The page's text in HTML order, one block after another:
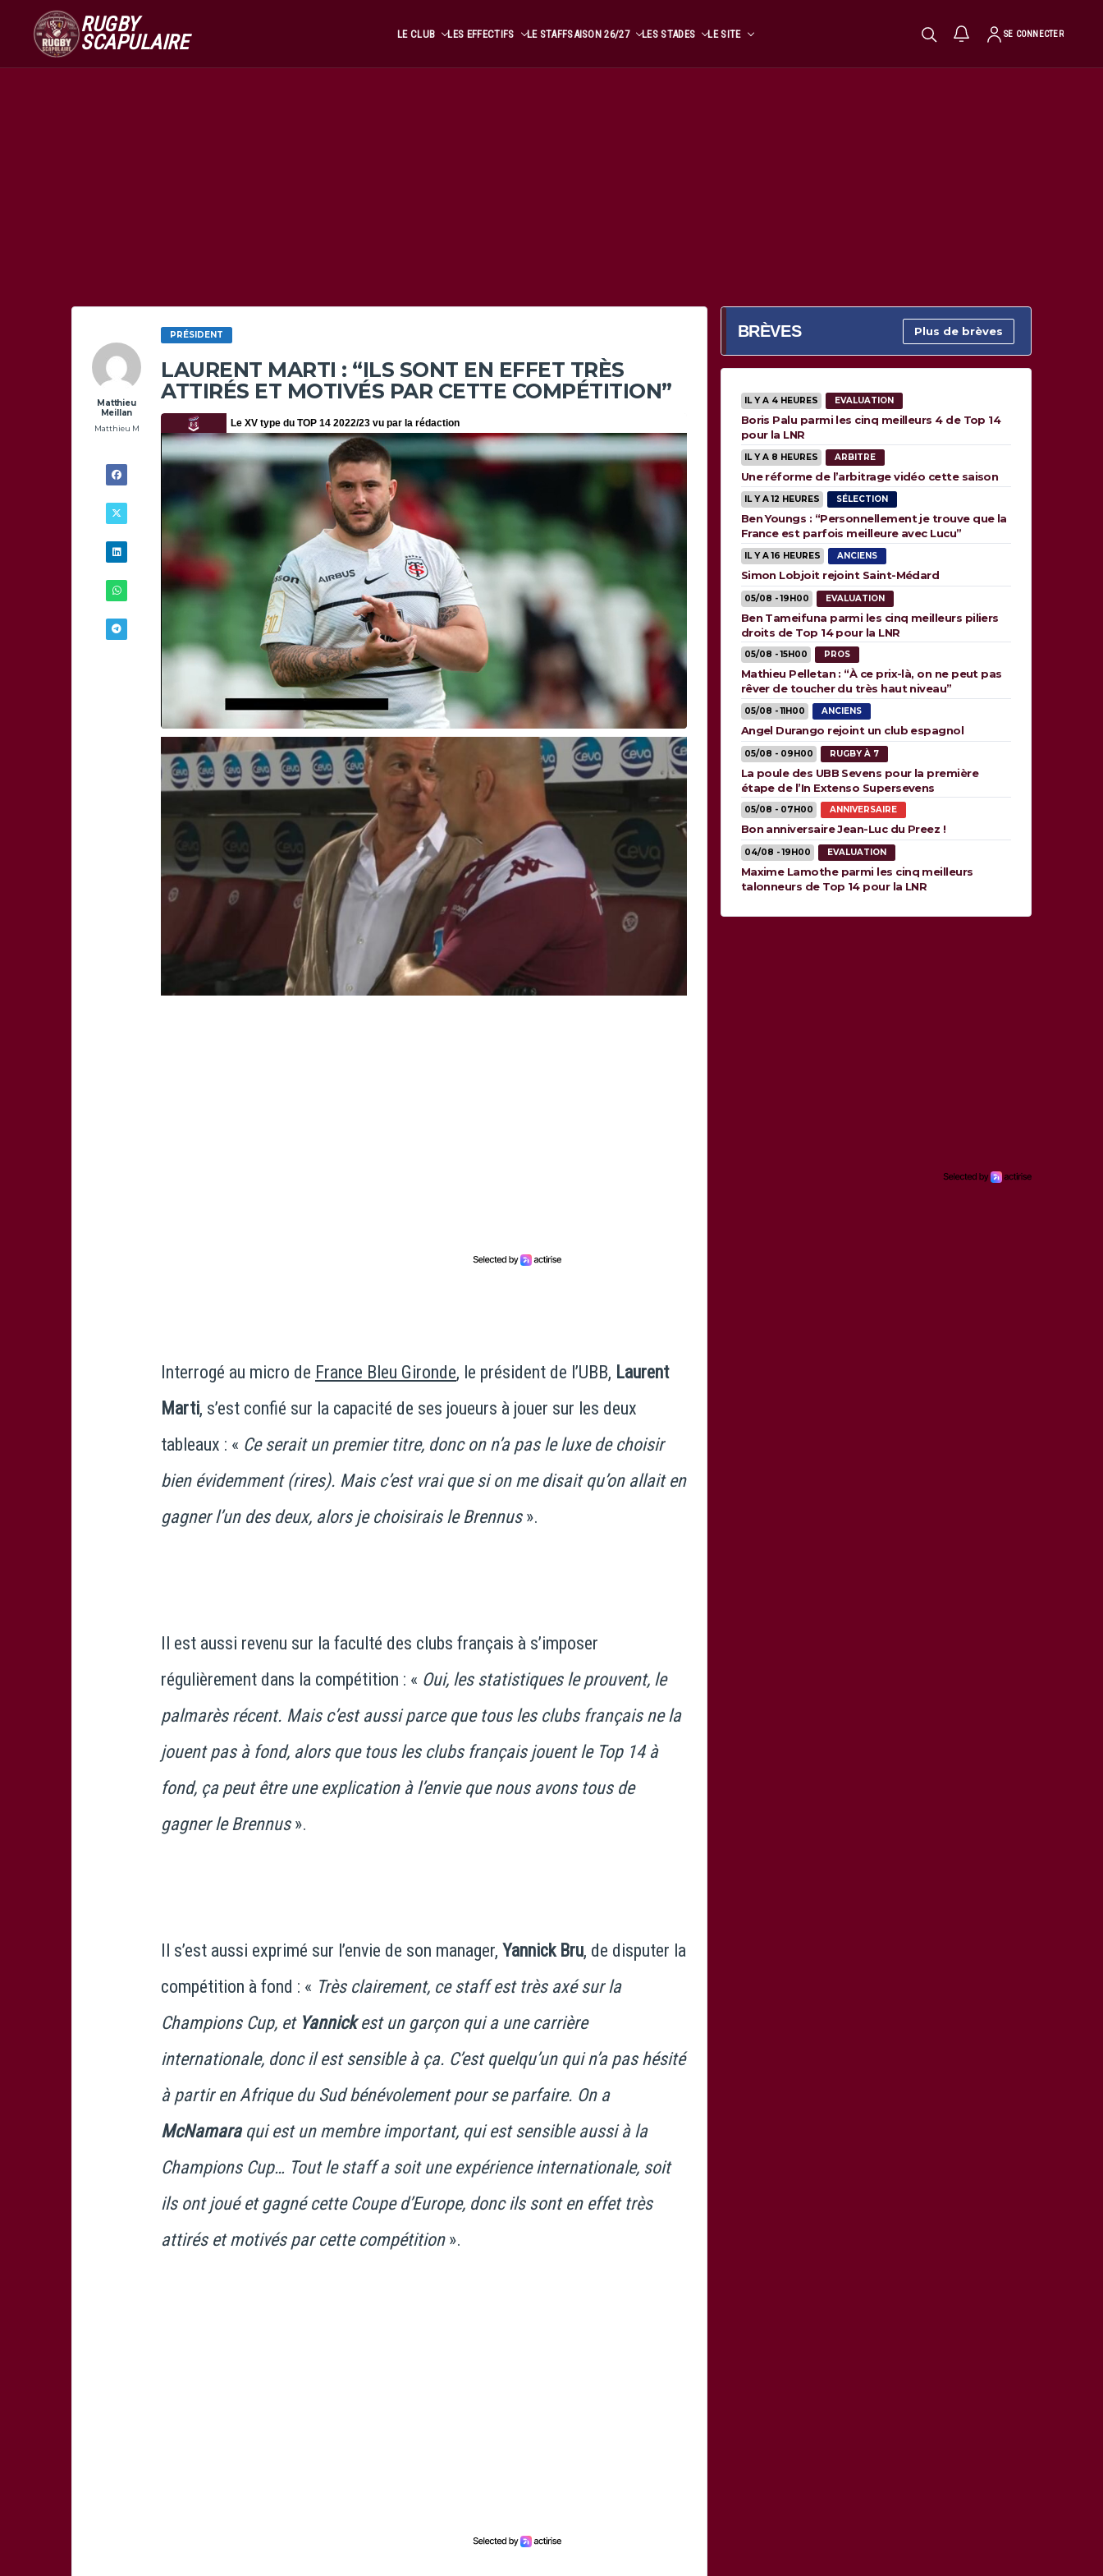
RUGBY
SCAPULAIRE LE CLUB LES EFFECTIFS LE STAFFSAISON 26/27 LES STADES LE SITE SE CONNECTER
Matthieu
Meillan
Matthieu M
PRÉSIDENT
LAURENT MARTI : “ILS SONT EN EFFET TRÈS
ATTIRÉS ET MOTIVÉS PAR CETTE COMPÉTITION”
Interrogé au micro de France Bleu Gironde, le président de l’UBB, Laurent
Marti, s’est confié sur la capacité de ses joueurs à jouer sur les deux
tableaux : « Ce serait un premier titre, donc on n’a pas le luxe de choisir
bien évidemment (rires). Mais c’est vrai que si on me disait qu’on allait en
gagner l’un des deux, alors je choisirais le Brennus».
Il est aussi revenu sur la faculté des clubs français à s’imposer
régulièrement dans la compétition : « Oui, les statistiques le prouvent, le
palmarès récent. Mais c’est aussi parce que tous les clubs français ne la
jouent pas à fond, alors que tous les clubs français jouent le Top 14 à
fond, ça peut être une explication à l’envie que nous avons tous de
gagner le Brennus».
Il s’est aussi exprimé sur l’envie de son manager, Yannick Bru, de disputer la
compétition à fond : « Très clairement, ce staff est très axé sur la
Champions Cup, et Yannickest un garçon qui a une carrière
internationale, donc il est sensible à ça. C’est quelqu’un qui n’a pas hésité
à partir en Afrique du Sud bénévolement pour se parfaire. On a
McNamaraqui est un membre important, qui est sensible aussi à la
Champions Cup… Tout le staff a soit une expérience internationale, soit
ils ont joué et gagné cette Coupe d’Europe, donc ils sont en effet très
attirés et motivés par cette compétition».
BRÈVES Plus de brèves
IL Y A 4 HEURES EVALUATION
Boris Palu parmi les cinq meilleurs 4 de Top 14
pour la LNR
IL Y A 8 HEURES ARBITRE
Une réforme de l’arbitrage vidéo cette saison
IL Y A 12 HEURES SÉLECTION
Ben Youngs : “Personnellement je trouve que la
France est parfois meilleure avec Lucu”
IL Y A 16 HEURES ANCIENS
Simon Lobjoit rejoint Saint-Médard
05/08 - 19H00 EVALUATION
Ben Tameifuna parmi les cinq meilleurs piliers
droits de Top 14 pour la LNR
05/08 - 15H00 PROS
Mathieu Pelletan : “À ce prix-là, on ne peut pas
rêver de toucher du très haut niveau”
05/08 - 11H00 ANCIENS
Angel Durango rejoint un club espagnol
05/08 - 09H00 RUGBY À 7
La poule des UBB Sevens pour la première
étape de l’In Extenso Supersevens
05/08 - 07H00 ANNIVERSAIRE
Bon anniversaire Jean-Luc du Preez !
04/08 - 19H00 EVALUATION
Maxime Lamothe parmi les cinq meilleurs
talonneurs de Top 14 pour la LNR